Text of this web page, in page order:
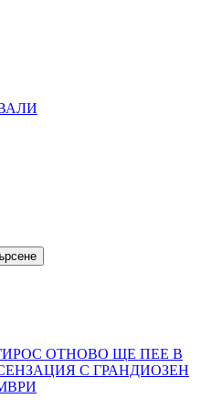
ОТНОВО ЩЕ ПЕЕ В
С ГРАНДИОЗЕН